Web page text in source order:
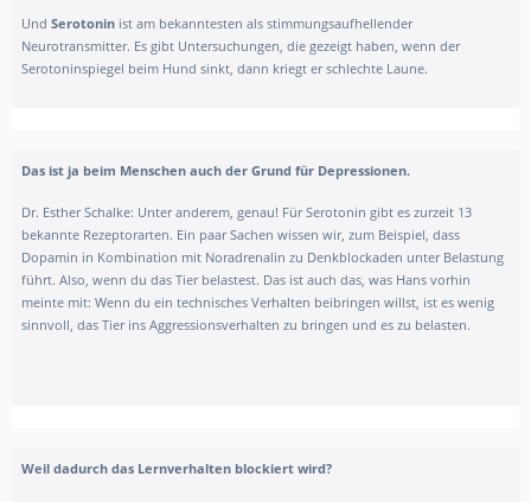
Und Serotonin ist am bekanntesten als stimmungsaufhellender
Neurotransmitter. Es gibt Untersuchungen, die gezeigt haben, wenn der
Serotoninspiegel beim Hund sinkt, dann kriegt er schlechte Laune.
Das ist ja beim Menschen auch der Grund für Depressionen.
Dr. Esther Schalke: Unter anderem, genau! Für Serotonin gibt es zurzeit 13
bekannte Rezeptorarten. Ein paar Sachen wissen wir, zum Beispiel, dass
Dopamin in Kombination mit Noradrenalin zu Denkblockaden unter Belastung
führt. Also, wenn du das Tier belastest. Das ist auch das, was Hans vorhin
meinte mit: Wenn du ein technisches Verhalten beibringen willst, ist es wenig
sinnvoll, das Tier ins Aggressionsverhalten zu bringen und es zu belasten.
Weil dadurch das Lernverhalten blockiert wird?